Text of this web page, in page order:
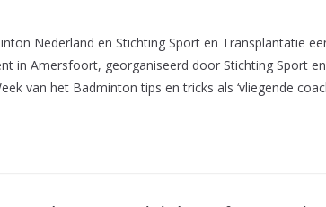
Nederland en Stichting Sport en Transplantatie
in Amersfoort, georganiseerd door Stichting Sport
van het Badminton tips en tricks als ‘vliegende